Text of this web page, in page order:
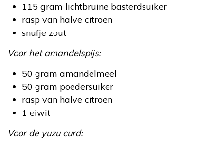
115 gram lichtbruine basterdsuiker
rasp van halve citroen
snufje zout
Voor het amandelspijs:
50 gram amandelmeel
50 gram poedersuiker
rasp van halve citroen
1 eiwit
Voor de yuzu curd: